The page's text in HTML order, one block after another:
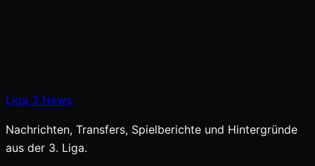
Liga 3 News
Nachrichten, Transfers, Spielberichte und Hintergründe
aus der 3. Liga.